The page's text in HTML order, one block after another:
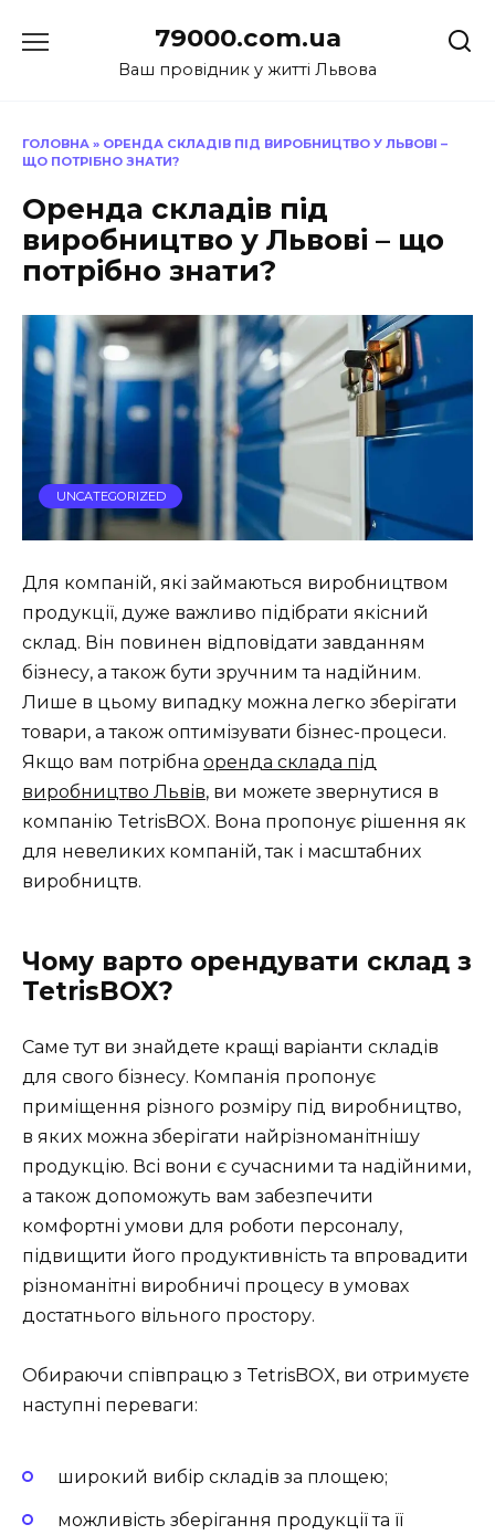
до
79000.com.ua
Ваш провідник у житті Львова
ГОЛОВНА » ОРЕНДА СКЛАДІВ ПІД ВИРОБНИЦТВО У ЛЬВОВІ –
ЩО ПОТРІБНО ЗНАТИ?
Оренда складів під
виробництво у Львові – що
потрібно знати?
UNCATEGORIZED
Для компаній, які займаються виробництвом
продукції, дуже важливо підібрати якісний
склад. Він повинен відповідати завданням
бізнесу, а також бути зручним та надійним.
Лише в цьому випадку можна легко зберігати
товари, а також оптимізувати бізнес-процеси.
Якщо вам потрібна оренда склада під
виробництво Львів, ви можете звернутися в
компанію TetrisBOX. Вона пропонує рішення як
для невеликих компаній, так і масштабних
виробництв.
Чому варто орендувати склад з
TetrisBOX?
Саме тут ви знайдете кращі варіанти складів
для свого бізнесу. Компанія пропонує
приміщення різного розміру під виробництво,
в яких можна зберігати найрізноманітнішу
продукцію. Всі вони є сучасними та надійними,
а також допоможуть вам забезпечити
комфортні умови для роботи персоналу,
підвищити його продуктивність та впровадити
різноманітні виробничі процесу в умовах
достатнього вільного простору.
Обираючи співпрацю з TetrisBOX, ви отримуєте
наступні переваги:
широкий вибір складів за площею;
можливість зберігання продукції та її